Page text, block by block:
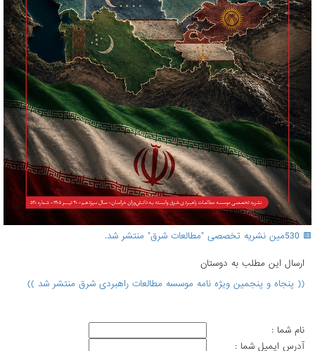
🟥 530مین نشریه تخصصی "مطالعات شرق" منتشر شد.
ارسال اين مطلب به دوستان
(( پنجاه و پنجمین ویژه نامه موسسه مطالعات راهبردی شرق منتشر شد ))
نام شما :
آدرس ايميل شما :